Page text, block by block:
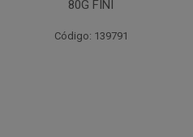
80G FINI
Código: 139791